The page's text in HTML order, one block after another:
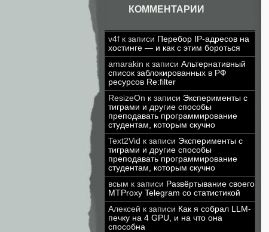
КОММЕНТАРИИ
v4f к записи Перебор IP-адресов на
хостинге — и как с этим бороться
amarakin к записи Альтернативный
список заблокированных в РФ
ресурсов Re:filter
ResizeOn к записи Эксперименты с
тиграми и другие способы
преподавать программирование
студентам, которым скучно
Text2Vid к записи Эксперименты с
тиграми и другие способы
преподавать программирование
студентам, которым скучно
всым к записи Развёртывание своего
MTProxy Telegram со статистикой
Алексей к записи Как я собрал LLM-
печку на 4 GPU, и на что она
способна